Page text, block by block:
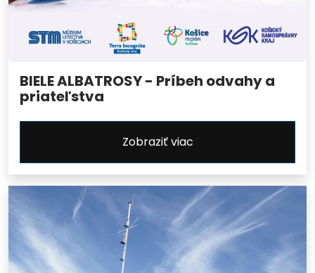
BIELE ALBATROSY - Príbeh odvahy a
priateľstva
Zobraziť viac